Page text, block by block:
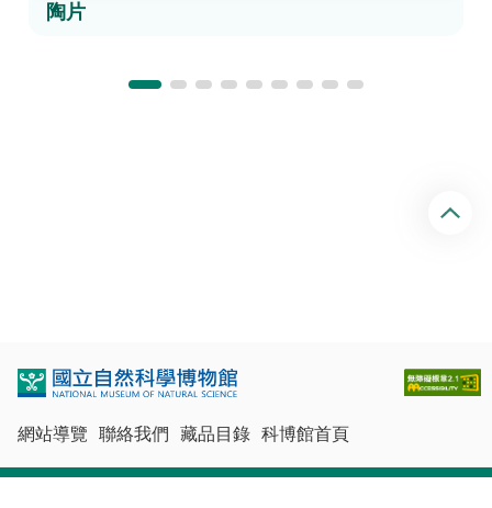
陶片
網站導覽 聯絡我們 藏品目錄 科博館首頁
回
頂
端